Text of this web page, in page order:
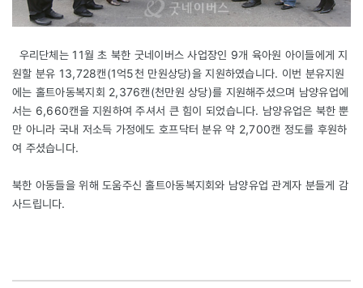
우리단체는 11월 초 북한 굿네이버스 사업장인 9개 육아원 아이들에게 지
원할 분유 13,728캔(1억5천 만원상당)을 지원하였습니다. 이번 분유지원
에는 홀트아동복지회 2,376캔(천만원 상당)를 지원해주셨으며 남양유업에
서는 6,660캔을 지원하여 주셔서 큰 힘이 되었습니다. 남양유업은 북한 뿐
만 아니라 국내 저소득 가정에도 호프닥터 분유 약 2,700캔 정도를 후원하
여 주셨습니다.
북한 아동들을 위해 도움주신 홀트아동복지회와 남양유업 관계자 분들게 감
사드립니다.